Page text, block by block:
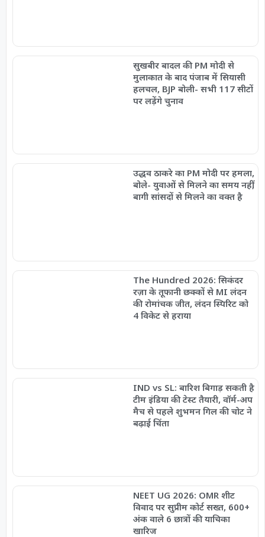
सुखबीर बादल की PM मोदी से
मुलाकात के बाद पंजाब में सियासी
हलचल, BJP बोली- सभी 117 सीटों
पर लड़ेंगे चुनाव
उद्धव ठाकरे का PM मोदी पर हमला,
बोले- युवाओं से मिलने का समय नहीं,
बागी सांसदों से मिलने का वक्त है
The Hundred 2026: सिकंदर
रज़ा के तूफानी छक्कों से MI लंदन
की रोमांचक जीत, लंदन स्पिरिट को
4 विकेट से हराया
IND vs SL: बारिश बिगाड़ सकती है
टीम इंडिया की टेस्ट तैयारी, वॉर्म-अप
मैच से पहले शुभमन गिल की चोट ने
बढ़ाई चिंता
NEET UG 2026: OMR शीट
विवाद पर सुप्रीम कोर्ट सख्त, 600+
अंक वाले 6 छात्रों की याचिका
खारिज